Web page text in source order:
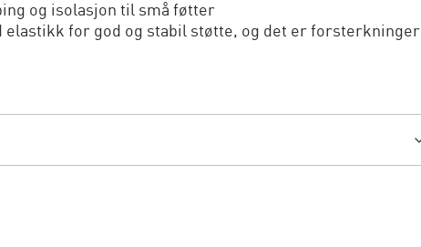
og isolasjon til små føtter
elastikk for god og stabil støtte, og det er forsterkninger